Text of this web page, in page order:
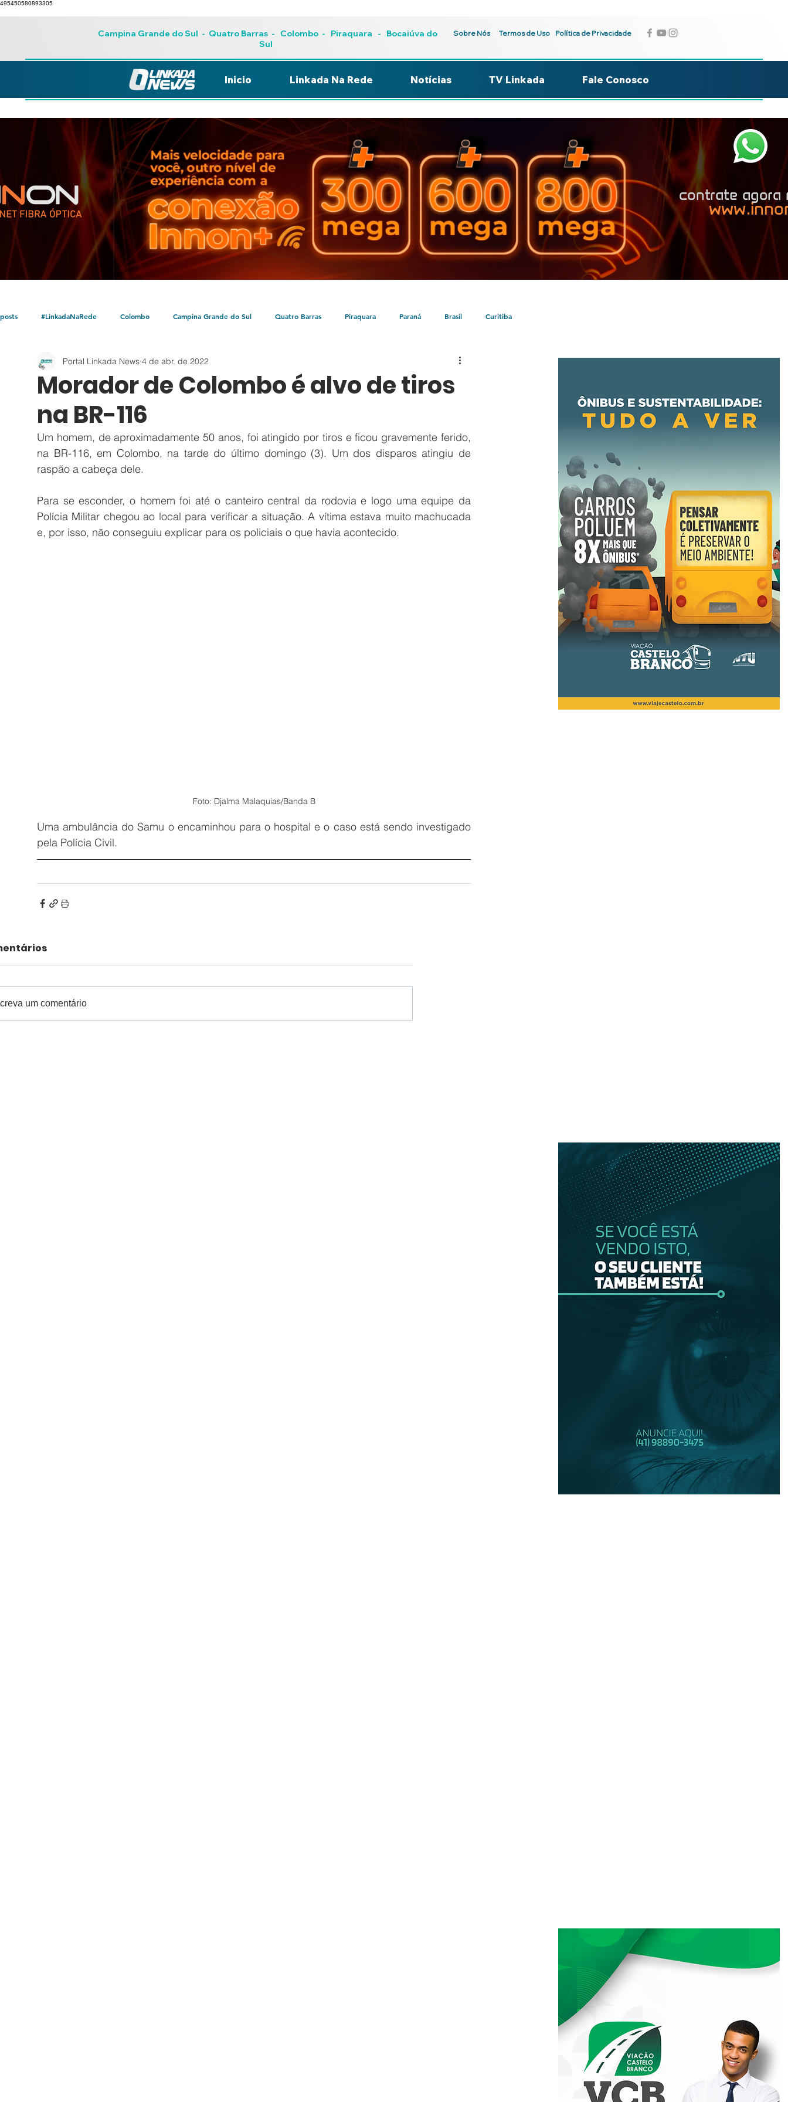
495450580893305
Campina Grande do Sul - Quatro Barras- Colombo- Piraquara - Bocaiúva do
Sul
Sobre Nós Termos de Uso Política de Privacidade
Inicio Linkada Na Rede Notícias TV Linkada Fale Conosco
#LinkadaNaRede Colombo Campina Grande do Sul Quatro Barras Piraquara Paraná Brasil Curitiba
Policial Bocaiúva do Sul Litoral
Morador de Colombo é alvo de tiros
na BR-116
Portal Linkada News 4 de abr. de 2022
Um homem, de aproximadamente 50 anos, foi atingido por tiros e ficou gravemente ferido,
na BR-116, em Colombo, na tarde do último domingo (3). Um dos disparos atingiu de
raspão a cabeça dele.
Para se esconder, o homem foi até o canteiro central da rodovia e logo uma equipe da
Polícia Militar chegou ao local para verificar a situação. A vítima estava muito machucada
e, por isso, não conseguiu explicar para os policiais o que havia acontecido.
Foto: Djalma Malaquias/Banda B
Uma ambulância do Samu o encaminhou para o hospital e o caso está sendo investigado
pela Polícia Civil.
um comentário